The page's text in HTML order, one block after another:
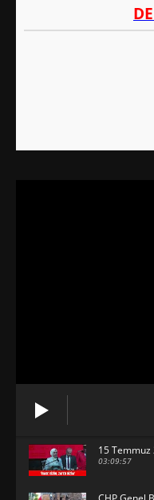
15 Temmuz
03:09:57